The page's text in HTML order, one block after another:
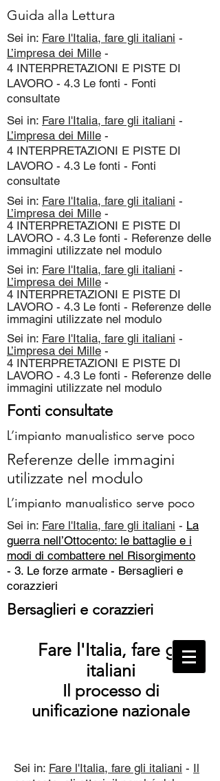
Guida alla Lettura
Sei in: Fare l'Italia, fare gli italiani -
L’impresa dei Mille -
4 INTERPRETAZIONI E PISTE DI
LAVORO - 4.3 Le fonti - Fonti
consultate
Sei in: Fare l'Italia, fare gli italiani -
L’impresa dei Mille -
4 INTERPRETAZIONI E PISTE DI
LAVORO - 4.3 Le fonti - Fonti
consultate
Sei in: Fare l'Italia, fare gli italiani -
L’impresa dei Mille -
4 INTERPRETAZIONI E PISTE DI
LAVORO - 4.3 Le fonti - Referenze delle
immagini utilizzate nel modulo
Sei in: Fare l'Italia, fare gli italiani -
L’impresa dei Mille -
4 INTERPRETAZIONI E PISTE DI
LAVORO - 4.3 Le fonti - Referenze delle
immagini utilizzate nel modulo
Sei in: Fare l'Italia, fare gli italiani -
L’impresa dei Mille -
4 INTERPRETAZIONI E PISTE DI
LAVORO - 4.3 Le fonti - Referenze delle
immagini utilizzate nel modulo
Fonti consultate
L’impianto manualistico serve poco
Referenze delle immagini
utilizzate nel modulo
L’impianto manualistico serve poco
Sei in: Fare l'Italia, fare gli italiani - La
guerra nell’Ottocento: le battaglie e i
modi di combattere nel Risorgimento
- 3. Le forze armate - Bersaglieri e
corazzieri
Bersaglieri e corazzieri
Fare l'Italia, fare gli
italiani
Il processo di
unificazione nazionale
Sei in: Fare l'Italia, fare gli italiani - Il